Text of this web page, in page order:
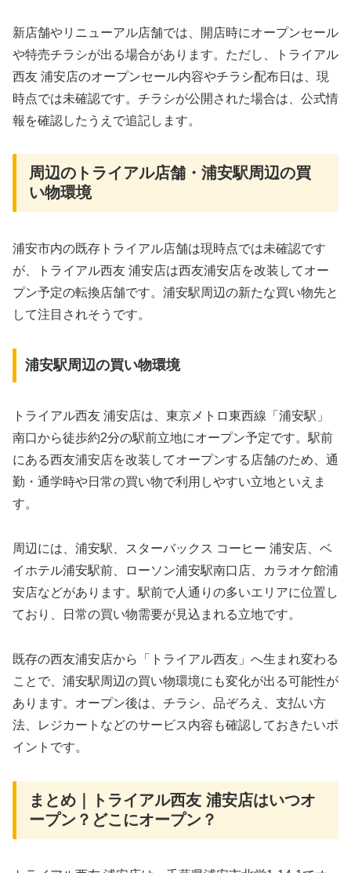
新店舗やリニューアル店舗では、開店時にオープンセール
や特売チラシが出る場合があります。ただし、トライアル
西友 浦安店のオープンセール内容やチラシ配布日は、現
時点では未確認です。チラシが公開された場合は、公式情
報を確認したうえで追記します。
周辺のトライアル店舗・浦安駅周辺の買
い物環境
浦安市内の既存トライアル店舗は現時点では未確認です
が、トライアル西友 浦安店は西友浦安店を改装してオー
プン予定の転換店舗です。浦安駅周辺の新たな買い物先と
して注目されそうです。
浦安駅周辺の買い物環境
トライアル西友 浦安店は、東京メトロ東西線「浦安駅」
南口から徒歩約2分の駅前立地にオープン予定です。駅前
にある西友浦安店を改装してオープンする店舗のため、通
勤・通学時や日常の買い物で利用しやすい立地といえま
す。
周辺には、浦安駅、スターバックス コーヒー 浦安店、ベ
イホテル浦安駅前、ローソン浦安駅南口店、カラオケ館浦
安店などがあります。駅前で人通りの多いエリアに位置し
ており、日常の買い物需要が見込まれる立地です。
既存の西友浦安店から「トライアル西友」へ生まれ変わる
ことで、浦安駅周辺の買い物環境にも変化が出る可能性が
あります。オープン後は、チラシ、品ぞろえ、支払い方
法、レジカートなどのサービス内容も確認しておきたいポ
イントです。
まとめ｜トライアル西友 浦安店はいつオ
ープン？どこにオープン？